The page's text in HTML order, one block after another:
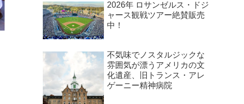
2026年 ロサンゼルス・ドジ
ャース観戦ツアー絶賛販売
中！
不気味でノスタルジックな
雰囲気が漂うアメリカの文
化遺産、旧トランス・アレ
ゲーニー精神病院